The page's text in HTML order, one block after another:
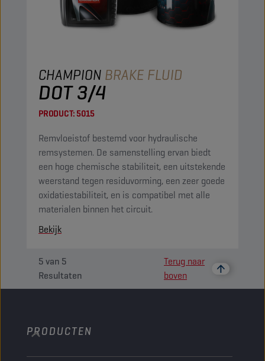
CHAMPION BRAKE FLUID
DOT 3/4
PRODUCT:5015
Remvloeistof bestemd voor hydraulische
remsystemen. De samenstelling ervan biedt
een hoge chemische stabiliteit, een uitstekende
weerstand tegen residuvorming, een zeer goede
oxidatiestabiliteit, en is compatibel met alle
materialen binnen het circuit.
Bekijk
5van 5
Resultaten
Terug naar
boven
PRODUCTEN